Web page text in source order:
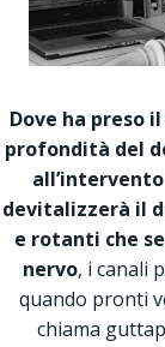
Dove ha preso
profondità del
devitalizzerà il
e rotanti che
nervo, i canali
quando pronti
chiama